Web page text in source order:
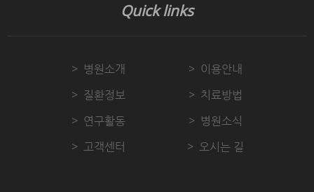
Quick links
병원소개
이용안내
질환정보
치료방법
연구활동
병원소식
고객센터
오시는 길